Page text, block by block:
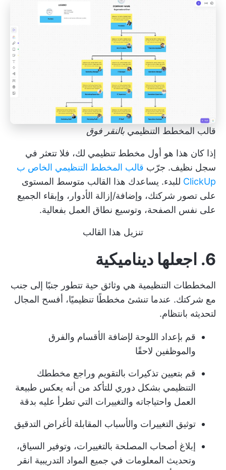
قالب المخطط التنظيمي بالنقر فوق
إذا كان هذا هو أول مخطط تنظيمي لك، فلا تتعثر في
سجل نظيف. جرّب قالب المخطط التنظيمي الخاص ب
ClickUp للبدء. يساعدك هذا القالب متوسط المستوى
على تصور شركتك، وإضافة/إزالة الأدوار، وإبقاء الجميع
على نفس الصفحة، وتوسيع نطاق العمل بفعالية.
تنزيل هذا القالب
6. اجعلها ديناميكية
المخططات التنظيمية هي وثائق حية تتطور جنبًا إلى جنب
مع شركتك. عندما تنشئ مخططًا تنظيميًا، أفسح المجال
لتحديثه بانتظام.
قم بإعداد اللوحة لإضافة الأقسام والفرق
والموظفين لاحقًا
قم بتعيين تذكيرات بالتقويم وراجع مخططك
التنظيمي بشكل دوري للتأكد من أنه يعكس طبيعة
العمل واحتياجاته والتغييرات التي تطرأ عليه بدقة
توثيق التغييرات والأسباب المقابلة لأغراض التدقيق
إبلاغ أصحاب المصلحة بالتغييرات، وتوفير السياق،
وتحديث المعلومات في جميع المواد التدريبية انقر